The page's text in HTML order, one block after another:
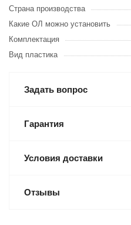
Страна производства
Какие ОЛ можно установить
Комплектация
Вид пластика
Задать вопрос
Гарантия
Условия доставки
Отзывы